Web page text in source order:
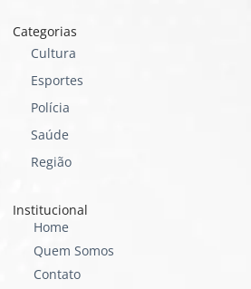
Categorias
Cultura
Esportes
Polícia
Saúde
Região
Institucional
Home
Quem Somos
Contato